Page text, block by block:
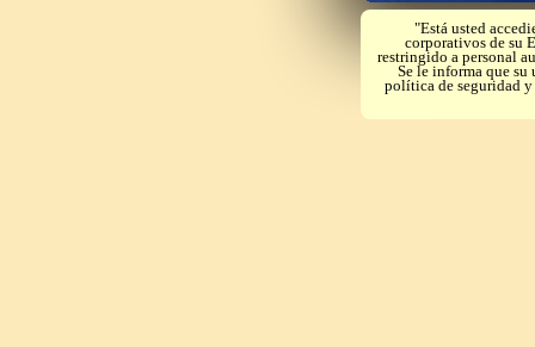
"Está usted
corporativos de su
restringido a personal
Se le informa que su
política de seguridad y